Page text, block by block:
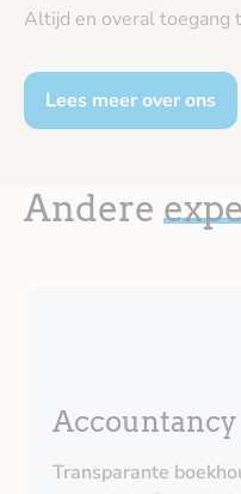
Altijd en overal toegang
Lees meer over ons
Andere
Accountancy
Transparante